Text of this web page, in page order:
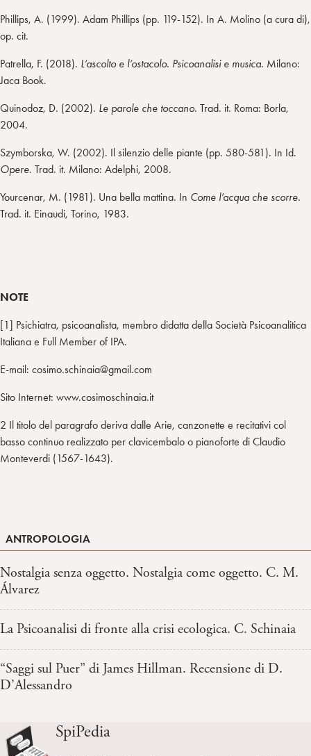
Phillips, A. (1999). Adam Phillips (pp. 119-152). In A. Molino (a cura di),
op. cit.
Patrella, F. (2018). L’ascolto e l’ostacolo. Psicoanalisi e musica. Milano:
Jaca Book.
Quinodoz, D. (2002). Le parole che toccano. Trad. it. Roma: Borla,
2004.
Szymborska, W. (2002). Il silenzio delle piante (pp. 580-581). In Id.
Opere. Trad. it. Milano: Adelphi, 2008.
Yourcenar, M. (1981). Una bella mattina. In Come l’acqua che scorre.
Trad. it. Einaudi, Torino, 1983.
NOTE
[1] Psichiatra, psicoanalista, membro didatta della Società Psicoanalitica
Italiana e Full Member of IPA.
E-mail: cosimo.schinaia@gmail.com
Sito Internet: www.cosimoschinaia.it
2 Il titolo del paragrafo deriva dalle Arie, canzonette e recitativi col
basso continuo realizzato per clavicembalo o pianoforte di Claudio
Monteverdi (1567-1643).
ANTROPOLOGIA
Nostalgia senza oggetto. Nostalgia come oggetto. C. M.
Álvarez
La Psicoanalisi di fronte alla crisi ecologica. C. Schinaia
“Saggi sul Puer” di James Hillman. Recensione di D.
D’Alessandro
SpiPedia